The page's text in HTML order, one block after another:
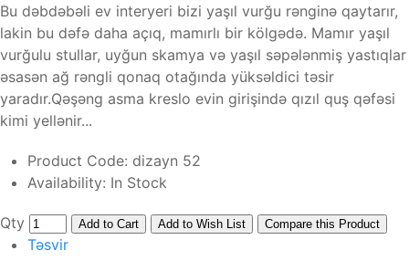
Bu dəbdəbəli ev interyeri bizi yaşıl vurğu rənginə qaytarır,
lakin bu dəfə daha açıq, mamırlı bir kölgədə. Mamır yaşıl
vurğulu stullar, uyğun skamya və yaşıl səpələnmiş yastıqlar
əsasən ağ rəngli qonaq otağında yüksəldici təsir
yaradır.Qəşəng asma kreslo evin girişində qızıl quş qəfəsi
kimi yellənir...
Product Code: dizayn 52
Availability: In Stock
Qty Add to Cart Add to Wish List Compare this Product
Təsvir